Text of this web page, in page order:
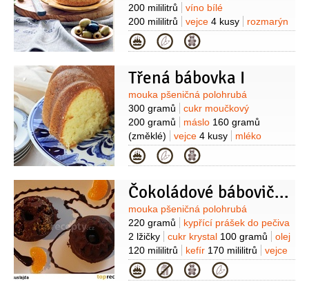
200 mililitrů
víno bílé
200 mililitrů
vejce 4 kusy
rozmarýn
2 snítky (čerstvý)
pečiva2 lžičky
vanilkový extrakt
Kategorie
Třená bábovka I
Suroviny
mouka pšeničná polohrubá
300 gramů
cukr moučkový
200 gramů
máslo 160 gramů
(změklé)
vejce 4 kusy
mléko
150 mililitrů
citronová kůra
kandovaná(z 1 citronu)
kypřící
vymazání formy)
mouka pšeničná
hrubá
(na vysypání formy)
Kategorie
Čokoládové bábovičky I
Suroviny
mouka pšeničná polohrubá
220 gramů
kypřící prášek do pečiva
2 lžičky
cukr krystal 100 gramů
olej
120 mililitrů
kefír 170 mililitrů
vejce
2 kusy
kakao2 lžíce
hořká100 gramů třešně1 hrst (nebo
Kategorie